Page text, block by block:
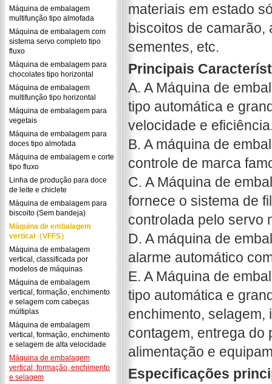
Máquina de embalagem
multifunção tipo almofada
Máquina de embalagem com
sistema servo completo tipo
fluxo
Máquina de embalagem para
chocolates tipo horizontal
Máquina de embalagem
multifunção tipo horizontal
Máquina de embalagem para
vegetais
Máquina de embalagem para
doces tipo almofada
Máquina de embalagem e corte
tipo fluxo
Linha de produção para doce
de leite e chiclete
Máquina de embalagem para
biscoito (Sem bandeja)
Máquina de embalagem
vertical（VFFS）
Máquina de embalagem
vertical, classificada por
modelos de máquinas
Máquina de embalagem
vertical, formação, enchimento
e selagem com cabeças
múltiplas
Máquina de embalagem
vertical, formação, enchimento
e selagem de alta velocidade
Máquina de embalagem
vertical, formação, enchimento
e selagem
materiais em estado
biscoitos de camarão,
sementes, etc.
Principais
A. A Máquina de
tipo automática e
velocidade e
B. A máquina de
controle de marca
C. A Máquina de
fornece o sistema de
controlada pelo servo
D. A máquina de
alarme automático
E. A Máquina de
tipo automática e
enchimento,
contagem, entrega do
alimentação e
Especificações